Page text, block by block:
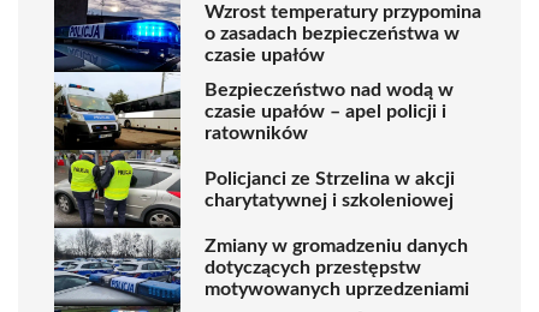
Wzrost temperatury przypomina
o zasadach bezpieczeństwa w
czasie upałów
Bezpieczeństwo nad wodą w
czasie upałów – apel policji i
ratowników
Policjanci ze Strzelina w akcji
charytatywnej i szkoleniowej
Zmiany w gromadzeniu danych
dotyczących przestępstw
motywowanych uprzedzeniami